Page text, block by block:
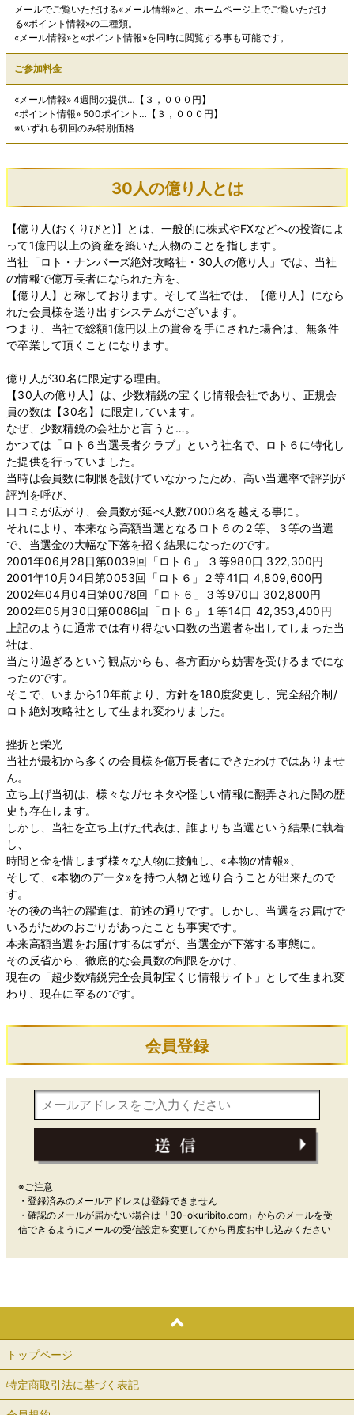
メールでご覧いただける«メール情報»と、ホームページ上でご覧いただけ
る«ポイント情報»の二種類。
«メール情報»と«ポイント情報»を同時に閲覧する事も可能です。
ご参加料金
«メール情報» 4週間の提供…【３，０００円】
«ポイント情報» 500ポイント…【３，０００円】
※いずれも初回のみ特別価格
30人の億り人とは
【億り人(おくりびと)】とは、一般的に株式やFXなどへの投資によ
って1億円以上の資産を築いた人物のことを指します。
当社「ロト・ナンバーズ絶対攻略社・30人の億り人」では、当社
の情報で億万長者になられた方を、
【億り人】と称しております。そして当社では、【億り人】になら
れた会員様を送り出すシステムがございます。
つまり、当社で総額1億円以上の賞金を手にされた場合は、無条件
で卒業して頂くことになります。
億り人が30名に限定する理由。
【30人の億り人】は、少数精鋭の宝くじ情報会社であり、正規会
員の数は【30名】に限定しています。
なぜ、少数精鋭の会社かと言うと…。
かつては「ロト６当選長者クラブ」という社名で、ロト６に特化し
た提供を行っていました。
当時は会員数に制限を設けていなかったため、高い当選率で評判が
評判を呼び、
口コミが広がり、会員数が延べ人数7000名を越える事に。
それにより、本来なら高額当選となるロト６の２等、３等の当選
で、当選金の大幅な下落を招く結果になったのです。
2001年06月28日第0039回「ロト６」 ３等980口 322,300円
2001年10月04日第0053回「ロト６」２等41口 4,809,600円
2002年04月04日第0078回「ロト６」３等970口 302,800円
2002年05月30日第0086回「ロト６」１等14口 42,353,400円
上記のように通常では有り得ない口数の当選者を出してしまった当
社は、
当たり過ぎるという観点からも、各方面から妨害を受けるまでにな
ったのです。
そこで、いまから10年前より、方針を180度変更し、完全紹介制/
ロト絶対攻略社として生まれ変わりました。
挫折と栄光
当社が最初から多くの会員様を億万長者にできたわけではありませ
ん。
立ち上げ当初は、様々なガセネタや怪しい情報に翻弄された闇の歴
史も存在します。
しかし、当社を立ち上げた代表は、誰よりも当選という結果に執着
し、
時間と金を惜しまず様々な人物に接触し、«本物の情報»、
そして、«本物のデータ»を持つ人物と巡り合うことが出来たので
す。
その後の当社の躍進は、前述の通りです。しかし、当選をお届けで
いるがためのおごりがあったことも事実です。
本来高額当選をお届けするはずが、当選金が下落する事態に。
その反省から、徹底的な会員数の制限をかけ、
現在の「超少数精鋭完全会員制宝くじ情報サイト」として生まれ変
わり、現在に至るのです。
会員登録
※ご注意
・登録済みのメールアドレスは登録できません
・確認のメールが届かない場合は「30-okuribito.com」からのメールを受
信できるようにメールの受信設定を変更してから再度お申し込みください
トップページ
特定商取引法に基づく表記